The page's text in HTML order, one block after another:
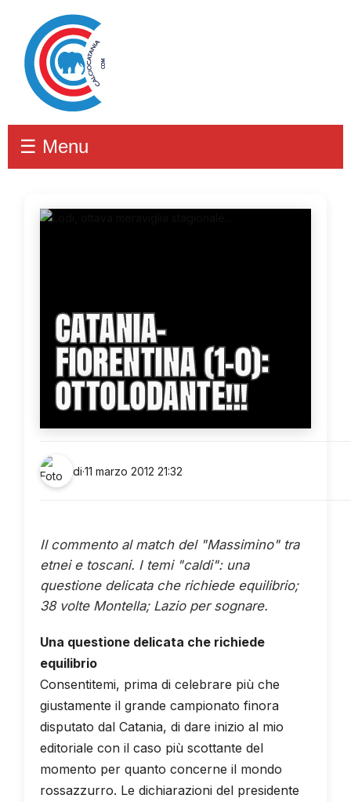
☰ Menu
CATANIA-
FIORENTINA (1-0):
OTTOLODANTE!!!
di·11 marzo 2012 21:32
Il commento al match del "Massimino" tra
etnei e toscani. I temi "caldi": una
questione delicata che richiede equilibrio;
38 volte Montella; Lazio per sognare.
Una questione delicata che richiede
equilibrio
Consentitemi, prima di celebrare più che
giustamente il grande campionato finora
disputato dal Catania, di dare inizio al mio
editoriale con il caso più scottante del
momento per quanto concerne il mondo
rossazzurro. Le dichiarazioni del presidente